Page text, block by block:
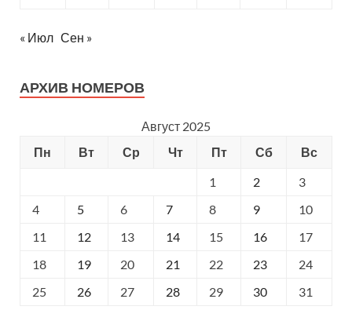
« Июл Сен »
АРХИВ НОМЕРОВ
Август 2025
Пн
Вт Ср Чт Пт Сб
Вс
1
2
3
4
5 6 7 8 9
10
11
12 13 14 15 16
17
18
19 20 21 22 23
24
25
26 27 28 29 30 31